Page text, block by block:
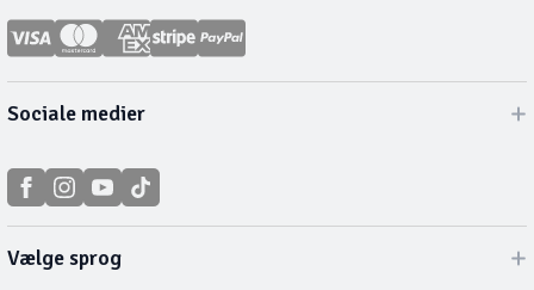
Sociale medier
Vælge sprog